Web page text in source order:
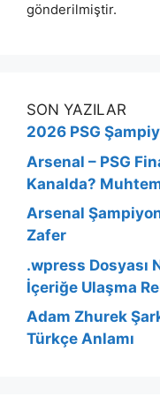
gönderilmiştir.
SON YAZILAR
2026 PSG
Arsenal – PSG
Kanalda?
Arsenal
Zafer
.wpress Dosyası
İçeriğe Ulaşma
Adam Zhurek
Türkçe Anlamı